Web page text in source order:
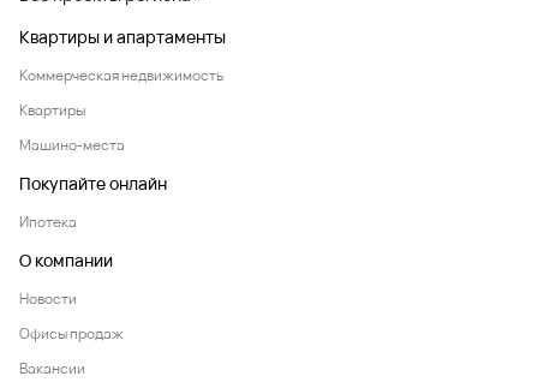
Квартиры и апартаменты
Коммерческая недвижимость
Квартиры
Машино-места
Покупайте онлайн
Ипотека
О компании
Новости
Офисы продаж
Вакансии